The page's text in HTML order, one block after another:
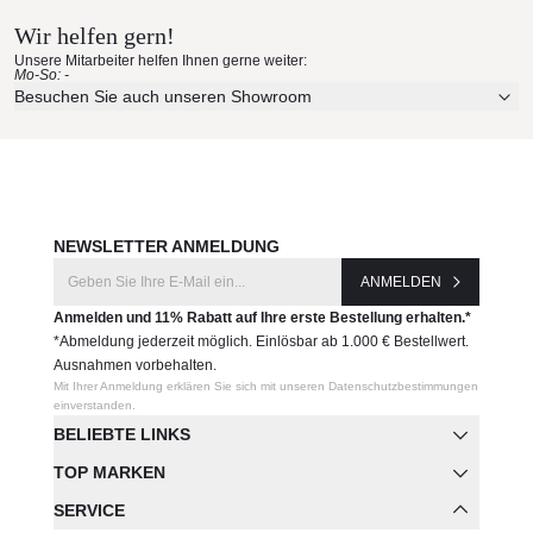
Produktnummer:
56025
Erleben Sie unsere Stoffe und Materialien ganz in Ruhe in
Ihren eigenen vier Wänden.
Aktuelle Originalstoffe des Herstellers
Wir helfen gern!
Unsere Mitarbeiter helfen Ihnen gerne weiter:
Mo-So: -
Besuchen Sie auch unseren Showroom
BELIEBTE LINKS
TOP MARKEN
SERVICE
NEWSLETTER ANMELDUNG
ANMELDEN
Anmelden und 11% Rabatt auf Ihre erste Bestellung erhalten.*
*Abmeldung jederzeit möglich. Einlösbar ab 1.000 € Bestellwert.
Ausnahmen vorbehalten.
Mit Ihrer Anmeldung erklären Sie sich mit unseren Datenschutzbestimmungen
einverstanden.